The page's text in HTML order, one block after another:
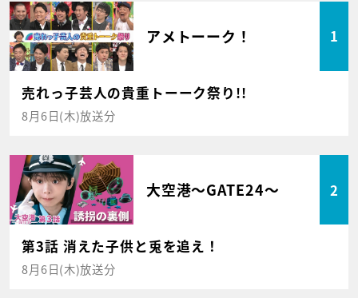
アメトーーク！ 1
売れっ子芸人の貴重トーーク祭り!!
8月6日(木)放送分
大空港～GATE24～ 2
第3話 消えた子供と兎を追え！
8月6日(木)放送分